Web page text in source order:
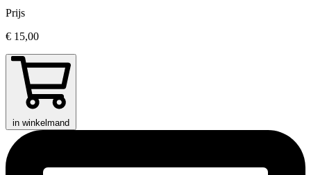
Prijs
€ 15,00
in winkelmand